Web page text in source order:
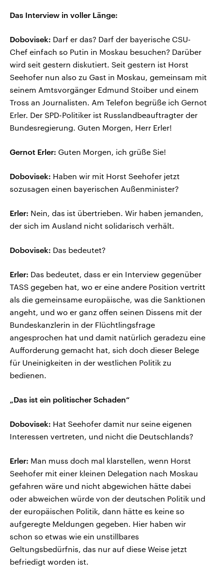
Das Interview in voller Länge:
Dobovisek: Darf er das? Darf der bayerische CSU-
Chef einfach so Putin in Moskau besuchen? Darüber
wird seit gestern diskutiert. Seit gestern ist Horst
Seehofer nun also zu Gast in Moskau, gemeinsam mit
seinem Amtsvorgänger Edmund Stoiber und einem
Tross an Journalisten. Am Telefon begrüße ich Gernot
Erler. Der SPD-Politiker ist Russlandbeauftragter der
Bundesregierung. Guten Morgen, Herr Erler!
Gernot Erler: Guten Morgen, ich grüße Sie!
Dobovisek: Haben wir mit Horst Seehofer jetzt
sozusagen einen bayerischen Außenminister?
Erler: Nein, das ist übertrieben. Wir haben jemanden,
der sich im Ausland nicht solidarisch verhält.
Dobovisek: Das bedeutet?
Erler: Das bedeutet, dass er ein Interview gegenüber
TASS gegeben hat, wo er eine andere Position vertritt
als die gemeinsame europäische, was die Sanktionen
angeht, und wo er ganz offen seinen Dissens mit der
Bundeskanzlerin in der Flüchtlingsfrage
angesprochen hat und damit natürlich geradezu eine
Aufforderung gemacht hat, sich doch dieser Belege
für Uneinigkeiten in der westlichen Politik zu
bedienen.
„Das ist ein politischer Schaden“
Dobovisek: Hat Seehofer damit nur seine eigenen
Interessen vertreten, und nicht die Deutschlands?
Erler: Man muss doch mal klarstellen, wenn Horst
Seehofer mit einer kleinen Delegation nach Moskau
gefahren wäre und nicht abgewichen hätte dabei
oder abweichen würde von der deutschen Politik und
der europäischen Politik, dann hätte es keine so
aufgeregte Meldungen gegeben. Hier haben wir
schon so etwas wie ein unstillbares
Geltungsbedürfnis, das nur auf diese Weise jetzt
befriedigt worden ist.